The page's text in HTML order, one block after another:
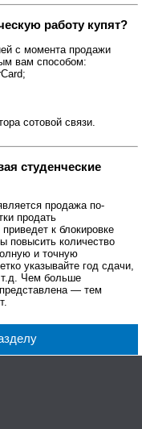
работу купят?
с момента продажи
вам способом:
сотовой связи.
студенческие
продажа по-
продать
к блокировке
повысить количество
и точную
указывайте год сдачи,
т.д. Чем больше
— тем